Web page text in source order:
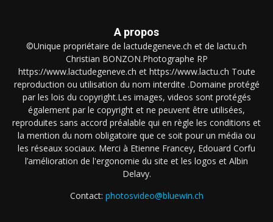
A propos
©Unique propriétaire de lactudegeneve.ch et de lactu.ch
Christian BONZON.Photographe RP
https://www.lactudegeneve.ch et https://www.lactu.ch Toute
reproduction ou utilisation du nom interdite .Domaine protégé
par les lois du copyright.Les images, videos sont protégés
également par le copyright et ne peuvent être utilisées,
reproduites sans accord préalable qui en règle les conditions et
la mention du nom obligatoire que ce soit pour un média ou
les réseaux sociaux. Merci à Etienne Francey, Edouard Corfu
l’amélioration de l'ergonomie du site et les logos et Albin
Delavy.
Contact: photosvideo@bluewin.ch